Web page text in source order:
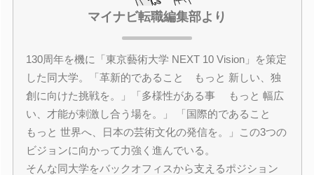
マイナビ転職編集部より
130周年を機に「東京藝術大学 NEXT 10 Vision」を策定
した同大学。「革新的であること もっと 新しい、独
創に向けた挑戦を。」「多様性がある事 もっと 幅広
い、才能が刺激し合う場を。」 「国際的であること
もっと 世界へ、日本の芸術文化の発信を。」この3つの
ビジョンに向かって力強く進んでいる。
そんな同大学をバックオフィスから支えるポジション